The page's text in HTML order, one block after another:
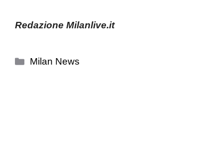
Redazione Milanlive.it
Categorie
Milan News